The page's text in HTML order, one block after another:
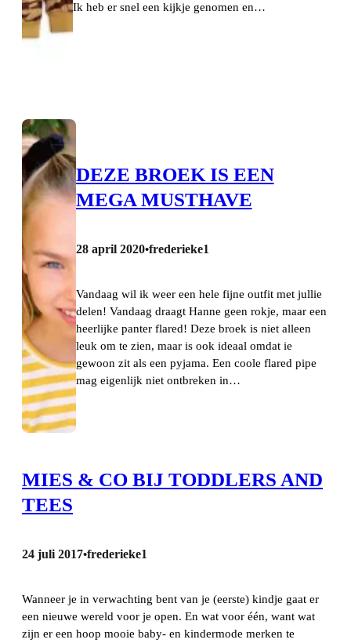
Ik heb er snel een kijkje genomen en…
DEZE BROEK IS EEN
MEGA MUSTHAVE
28 april 2020•frederieke1
Vandaag wil ik weer een hele fijne outfit met jullie
delen! Vandaag draagt Hanne geen rokje, maar een
heerlijke panter flared! Deze broek is niet alleen
leuk om te zien, maar is ook ideaal omdat ie
gewoon zit als een pyjama. Een coole flared pipe
mag eigenlijk niet ontbreken in…
MIES & CO BIJ TODDLERS AND
TEES
24 juli 2017•frederieke1
Wanneer je in verwachting bent van je (eerste) kindje gaat er
een nieuwe wereld voor je open. En wat voor één, want wat
zijn er een hoop mooie baby- en kindermode merken te